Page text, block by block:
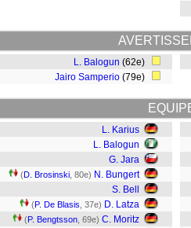
L. Balogun (62e)
Jairo Samperio (79e)
L. Karius
L. Balogun
G. Jara
(D. Brosinski , 80e) N. Bungert
S. Bell
(P. De Blasis , 37e) D. Latza
(P. Bengtsson , 69e) C. Moritz